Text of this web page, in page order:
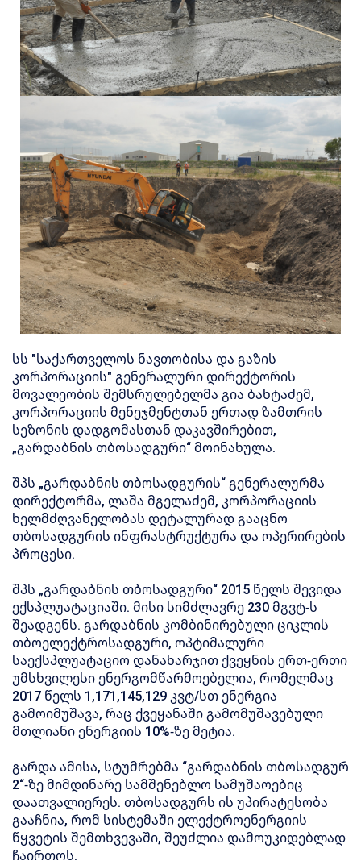
სს "საქართველოს ნავთობისა და გაზის
კორპორაციის" გენერალური დირექტორის
მოვალეობის შემსრულებელმა გია ბახტაძემ,
კორპორაციის მენეჯმენტთან ერთად ზამთრის
სეზონის დადგომასთან დაკავშირებით,
„გარდაბნის თბოსადგური“ მოინახულა.
შპს „გარდაბნის თბოსადგურის“ გენერალურმა
დირექტორმა, ლაშა მგელაძემ, კორპორაციის
ხელმძღვანელობას დეტალურად გააცნო
თბოსადგურის ინფრასტრუქტურა და ოპერირების
პროცესი.
შპს „გარდაბნის თბოსადგური“ 2015 წელს შევიდა
ექსპლუატაციაში. მისი სიმძლავრე 230 მგვტ-ს
შეადგენს. გარდაბნის კომბინირებული ციკლის
თბოელექტროსადგური, ოპტიმალური
საექსპლუატაციო დანახარჯით ქვეყნის ერთ-ერთი
უმსხვილესი ენერგომწარმოებელია, რომელმაც
2017 წელს 1,171,145,129 კვტ/სთ ენერგია
გამოიმუშავა, რაც ქვეყანაში გამომუშავებული
მთლიანი ენერგიის 10%-ზე მეტია.
გარდა ამისა, სტუმრებმა “გარდაბნის თბოსადგურ
2“-ზე მიმდინარე სამშენებლო სამუშაოებიც
დაათვალიერეს. თბოსადგურს ის უპირატესობა
გააჩნია, რომ სისტემაში ელექტროენერგიის
წყვეტის შემთხვევაში, შეუძლია დამოუკიდებლად
ჩაირთოს.